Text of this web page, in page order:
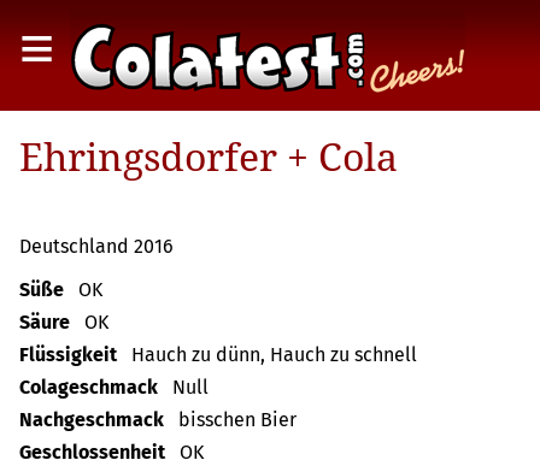
≡
Ehringsdorfer + Cola
Deutschland 2016
Süße
OK
Säure
OK
Flüssigkeit
Hauch zu dünn, Hauch zu schnell
Colageschmack
Null
Nachgeschmack
bisschen Bier
Geschlossenheit
OK